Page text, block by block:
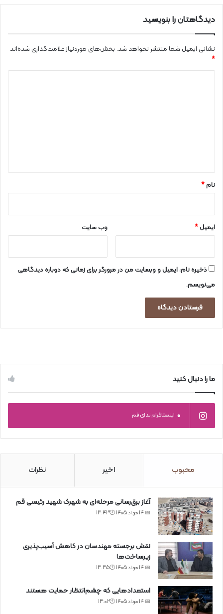
دیدگاهتان را بنویسید
نشانی ایمیل شما منتشر نخواهد شد. بخش‌های موردنیاز علامت‌گذاری شده‌اند
*
نام*
ایمیل* وب‌ سایت
ذخیره نام، ایمیل و وبسایت من در مرورگر برای زمانی که دوباره دیدگاهی
می‌نویسم.
ما را دنبال کنید
0 اینستاگرام ندای قم
محبوب اخیر نظرات
آغاز برق‌رسانی مرحله‌ای به شهرک شهید رئیسی قم
📅 14 مرداد 1405 🕙13:43
نقش برجسته مهندسان در کاهش آسیب‌پذیری
زیرساخت‌ها
📅 14 مرداد 1405 🕙13:35
استعدادهایی که چشم‌انتظار حمایت هستند
📅 14 مرداد 1405 🕙13:02